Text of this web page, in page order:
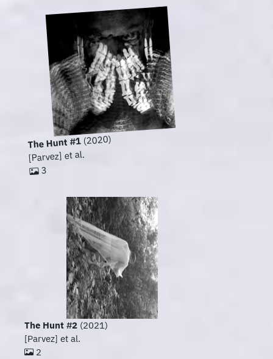
The Hunt #1(2020)
[Parvez] et al.
3
The Hunt #2 (2021)
[Parvez] et al.
2